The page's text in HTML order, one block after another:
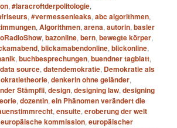
,#laracroftderpolitologie,
,#vermessenleaks,abc algorithmen,
,Algorithmen,arena,autorin,basler
,bazonline,bern,bewegte körper,
,blickamabendonline,blickonline,
,buchbesprechungen,buendner tagblatt,
data source,datendemokratie, Demokratie als
,denkerin ohne geländer,
Stämpfli,design,designing law,designing
,dozentin,ein Phänomen verändert die
,ensuite,eroberung der welt
europäische kommission,europäischer